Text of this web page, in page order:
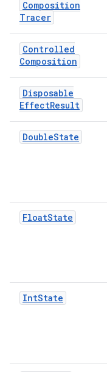
Composition
Tracer
Controlled
Composition
Disposable
EffectResult
DoubleState
FloatState
IntState